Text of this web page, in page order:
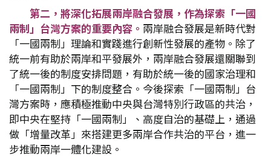
第二，將深化拓展兩岸融合發展，作為探索「一國
兩制」台灣方案的重要內容。 兩岸融合發展是新時代對
「一國兩制」理論和實踐進行創新性發展的產物。除了
統一前有助於兩岸和平發展外，兩岸融合發展還關聯到
了統一後的制度安排問題，有助於統一後的國家治理和
「一國兩制」下的制度整合。今後探索「一國兩制」台
灣方案時，應積極推動中央與台灣特別行政區的共治，
即中央在堅持「一國兩制」、高度自治的基礎上，通過
做「增量改革」來搭建更多兩岸合作共治的平台，進一
步推動兩岸一體化建設。